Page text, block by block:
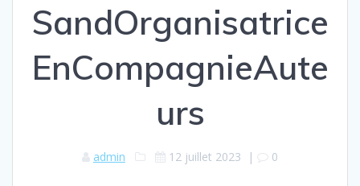
SandOrganisatrice
EnCompagnieAute
urs
admin 12 juillet 2023 | 0